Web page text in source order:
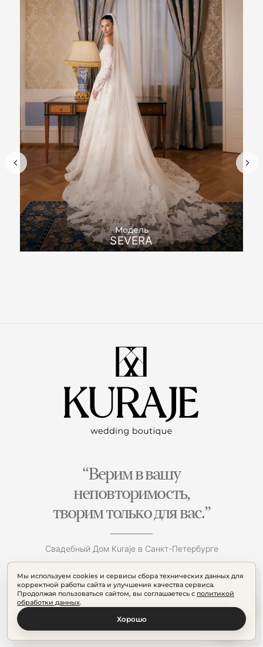
Модель
SEVERA
Мы используем cookies и сервисы сбора технических данных для
корректной работы сайта и улучшения качества сервиса.
Продолжая пользоваться сайтом, вы соглашаетесь с политикой
обработки данных.
Хорошо
“Верим в вашу
неповторимость,
творим только для вас.”
Свадебный Дом Kuraje в Санкт-Петербурге